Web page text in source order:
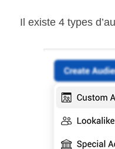
Il existe 4 types